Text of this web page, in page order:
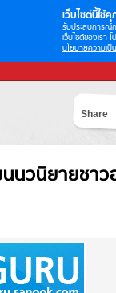
เว็บไซต์นี้ใช้คุ
รับประสบการณ์
เว็บไซต์ของเรา
นโยบายความเป็
Share
นวนิยายชาว